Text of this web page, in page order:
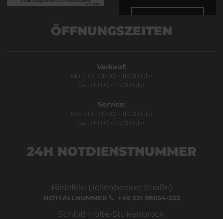
ÖFFNUNGSZEITEN
Verkauf:
Mo. - Fr.: 08.00 - 18.00 Uhr
Sa.: 09.00 - 13.00 Uhr
Service:
Mo. - Fr.: 07.00 - 18.00 Uhr
Sa.: 09.00 - 13.00 Uhr
24H NOTDIENSTNUMMER
Bielefeld (Jöllenbecker Straße)
NOTFALLNUMMER +49 521 98654-333
Schloß Holte-Stukenbrock